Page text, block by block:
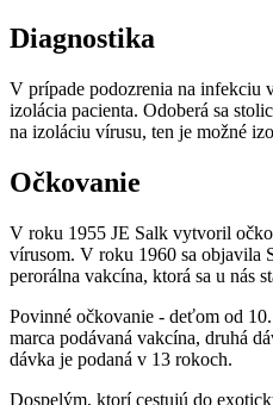
Diagnostika
V prípade podozrenia na infekciu
izolácia pacienta. Odoberá sa
na izoláciu vírusu, ten je možné
Očkovanie
V roku 1955 JE Salk vytvoril
vírusom. V roku 1960 sa objavila
perorálna vakcína, ktorá sa u nás
Povinné očkovanie - deťom od
marca podávaná vakcína, druhá
dávka je podaná v 13 rokoch.
Dospelým, ktorí cestujú do